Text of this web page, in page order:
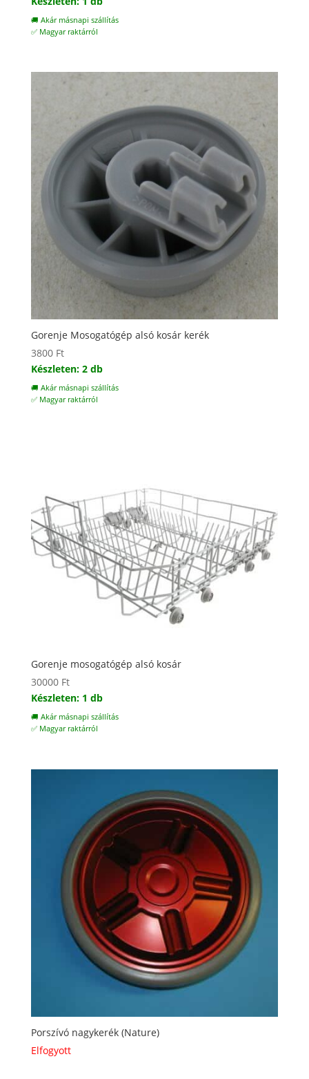
🚚 Akár másnapi szállítás
✅ Magyar raktárról
Gorenje Mosogatógép alsó kosár kerék
3800 Ft
Készleten: 2 db
🚚 Akár másnapi szállítás
✅ Magyar raktárról
Gorenje mosogatógép alsó kosár
30000 Ft
Készleten: 1 db
🚚 Akár másnapi szállítás
✅ Magyar raktárról
Porszívó nagykerék (Nature)
Elfogyott